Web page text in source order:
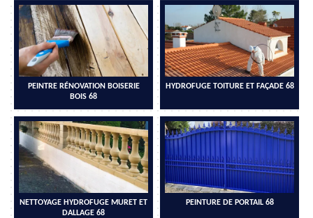
PEINTRE RÉNOVATION BOISERIE
BOIS 68
HYDROFUGE TOITURE ET FAÇADE 68
NETTOYAGE HYDROFUGE MURET ET
DALLAGE 68
PEINTURE DE PORTAIL 68